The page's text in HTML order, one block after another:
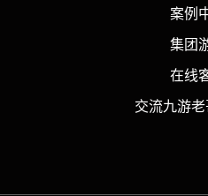
案例
集团
在线
交流九游